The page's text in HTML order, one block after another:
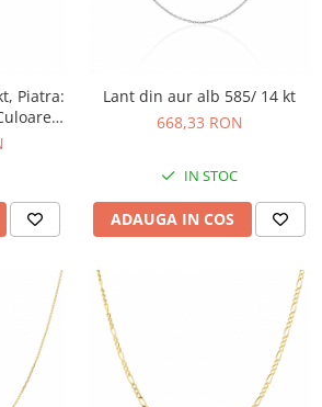
Piatra:
Lant din aur alb 585/ 14 kt
668,33 RON
IN STOC
ADAUGA IN COS